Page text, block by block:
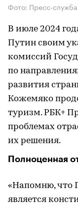
Фото: Пресс-служба
В июле 2024
Путин своим
комиссий
по
развития
Кожемяко
туризм. РБК+
проблемах
их решения.
Полноценная
«Напомню, что
является